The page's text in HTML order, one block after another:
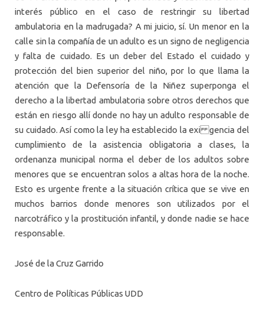
interés público en el caso de restringir su libertad
ambulatoria en la madrugada? A mi juicio, sí. Un menor en la
calle sin la compañía de un adulto es un signo de negligencia
y falta de cuidado. Es un deber del Estado el cuidado y
protección del bien superior del niño, por lo que llama la
atención que la Defensoría de la Niñez superponga el
derecho a la libertad ambulatoria sobre otros derechos que
están en riesgo allí donde no hay un adulto responsable de
su cuidado. Así como la ley ha establecido la exi gencia del
cumplimiento de la asistencia obligatoria a clases, la
ordenanza municipal norma el deber de los adultos sobre
menores que se encuentran solos a altas hora de la noche.
Esto es urgente frente a la situación crítica que se vive en
muchos barrios donde menores son utilizados por el
narcotráfico y la prostitución infantil, y donde nadie se hace
responsable.
José de la Cruz Garrido
Centro de Políticas Públicas UDD